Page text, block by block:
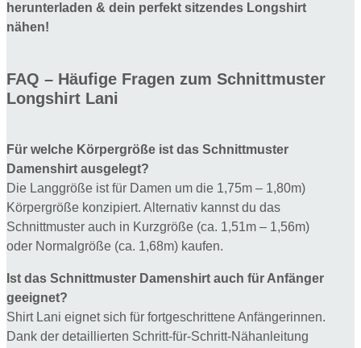
herunterladen & dein perfekt sitzendes Longshirt
nähen!
FAQ – Häufige Fragen zum Schnittmuster
Longshirt Lani
Für welche Körpergröße ist das Schnittmuster
Damenshirt ausgelegt?
Die Langgröße ist für Damen um die 1,75m – 1,80m)
Körpergröße konzipiert. Alternativ kannst du das
Schnittmuster auch in Kurzgröße (ca. 1,51m – 1,56m)
oder Normalgröße (ca. 1,68m) kaufen.
Ist das Schnittmuster Damenshirt auch für Anfänger
geeignet?
Shirt Lani eignet sich für fortgeschrittene Anfängerinnen.
Dank der detaillierten Schritt-für-Schritt-Nähanleitung